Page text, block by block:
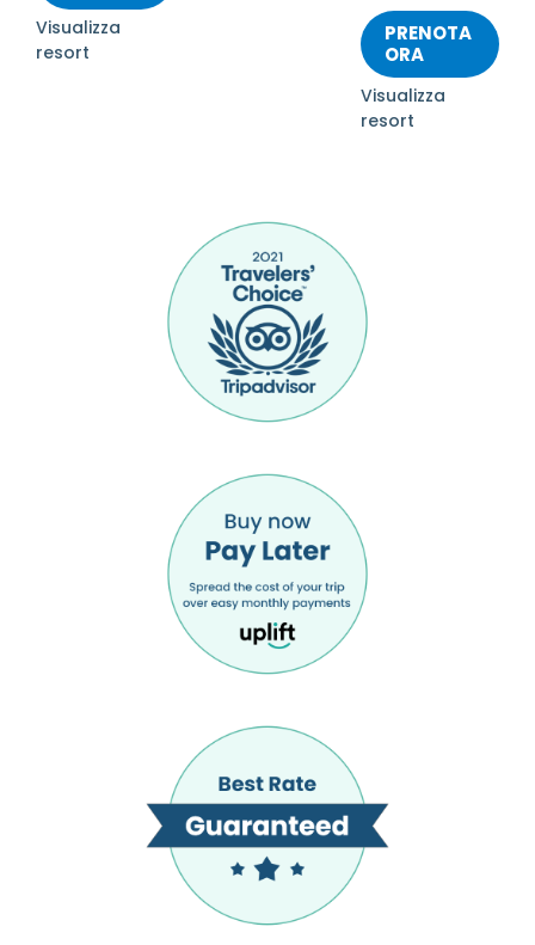
Visualizza
resort
PRENOTA
ORA
Visualizza
resort